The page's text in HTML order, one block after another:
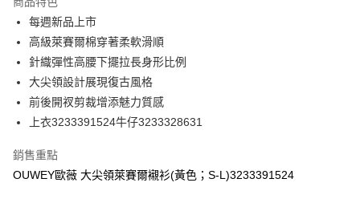
臺灣中小企業銀行
匯豐（台灣）商業銀行
聯邦商業銀行
元大商業銀行
玉山商業銀行
台灣樂天信用卡公司
Apple Pay
街口支付
悠遊付
全盈+PAY
大哥付你分期
【大哥付你分期使用說明】
1.本服務由台灣大哥大提供，台灣大哥大用戶可立即使用無須另外申請。
AFTEE先享後付
每週新品上市
高級萊賽爾棉穿著柔軟滑順
針織彈性高腰下擺拉長身形比例
大尖領設計展現復古風格
前後開衩剪裁增添魅力質感
上衣3233391524牛仔3233328631
銷售重點
OUWEY歐薇 大尖領萊賽爾襯衫(黃色；S-L)3233391524